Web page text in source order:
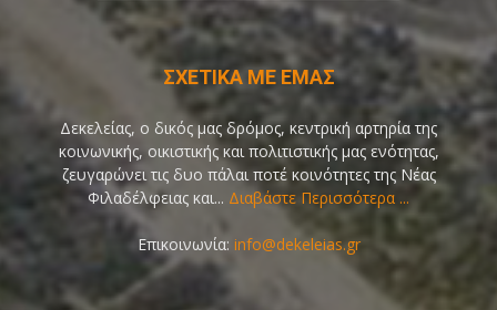
ΣΧΕΤΙΚΑ ΜΕ ΕΜΑΣ
Δεκελείας, ο δικός μας δρόμος, κεντρική αρτηρία της
κοινωνικής, οικιστικής και πολιτιστικής μας ενότητας,
ζευγαρώνει τις δυο πάλαι ποτέ κοινότητες της Νέας
Φιλαδέλφειας και... Διαβάστε Περισσότερα ...
Επικοινωνία: info@dekeleias.gr